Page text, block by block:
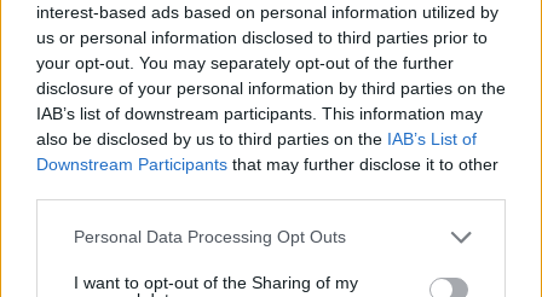
interest-based ads based on personal information utilized by
us or personal information disclosed to third parties prior to
your opt-out. You may separately opt-out of the further
disclosure of your personal information by third parties on the
IAB’s list of downstream participants. This information may
also be disclosed by us to third parties on the IAB’s List of
Downstream Participants that may further disclose it to other
Please note that this website/app uses one or more Google
not limited to your visit or usage behaviour. You may click to
Personal Data Processing Opt Outs
I want to opt-out of the Sharing of my
Μετά τα κοσμήματα και το σπίτι της Ζωής Λάσκαρη σε
πλειστηριασμό
δικαστήριο μετά από ασφαλιστικά μέτρα που έκανε η
Ράφτη εξαιτίας χρεών
29.11.2024, 10:38 95